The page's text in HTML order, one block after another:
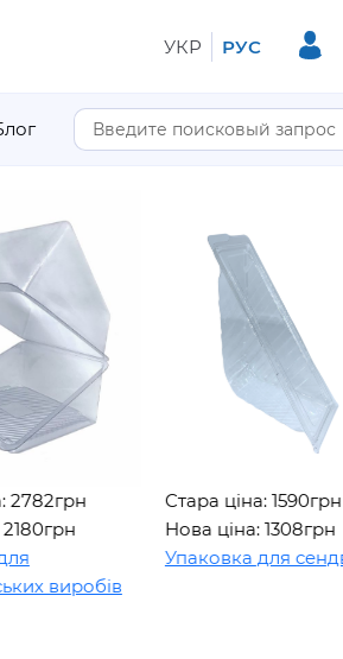
УКР РУС
виробів
Стара ціна: 1590грн
Нова ціна: 1308грн
Упаковка для сендвіча